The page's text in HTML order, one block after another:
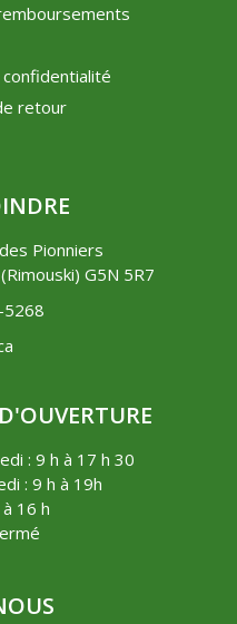
retour
Pionniers
G5N 5R7
5268
: 9 h à 17 h 30
: 9 h à 19h
16 h